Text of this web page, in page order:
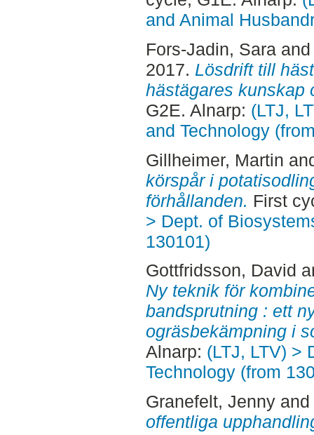
and Animal
Fors-Jadin, Sara
2017. Lösdrift till
hästägares kunskap
G2E. Alnarp: (LTJ,
and Technology
Gillheimer, Martin
körspår i
förhållanden. First
> Dept. of
130101)
Gottfridsson, David
Ny teknik för
bandsprutning : ett
ogräsbekämpning i
Alnarp: (LTJ, LTV) >
Technology (from
Granefelt, Jennyand
offentliga